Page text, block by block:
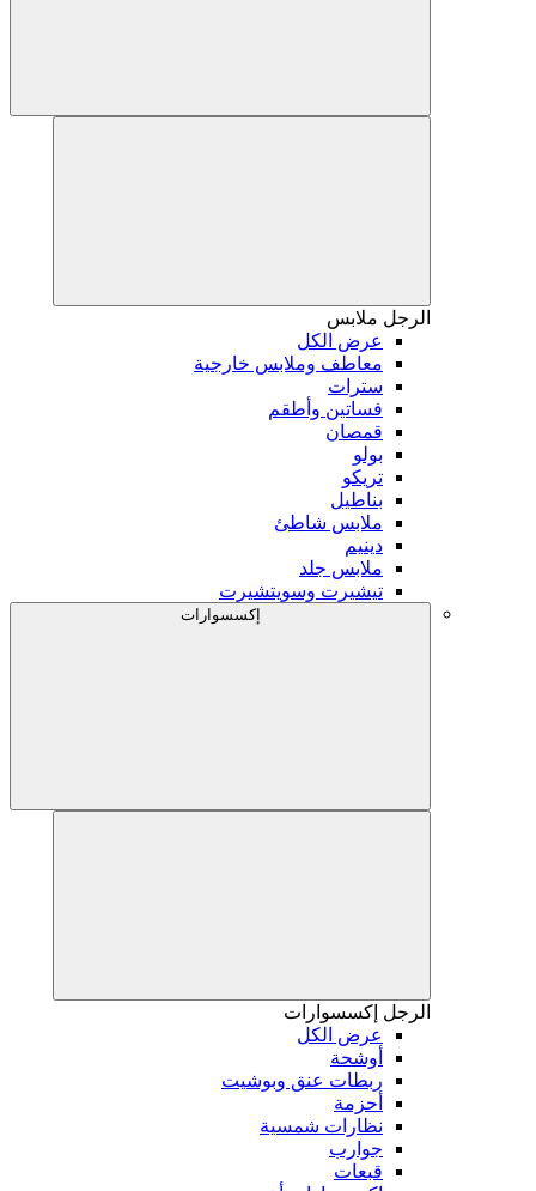
الرجل ملابس
عرض الكل
معاطف وملابس خارجية
سترات
فساتين وأطقم
قمصان
بولو
تريكو
بناطيل
ملابس شاطئ
دينيم
ملابس جلد
تيشيرت وسويتشيرت
إكسسوارات
الرجل إكسسوارات
عرض الكل
أوشحة
ربطات عنق وبوشيت
أحزمة
نظارات شمسية
جوارب
قبعات